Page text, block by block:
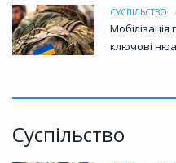
СУСПІЛЬСТВО
ключові
Суспільство